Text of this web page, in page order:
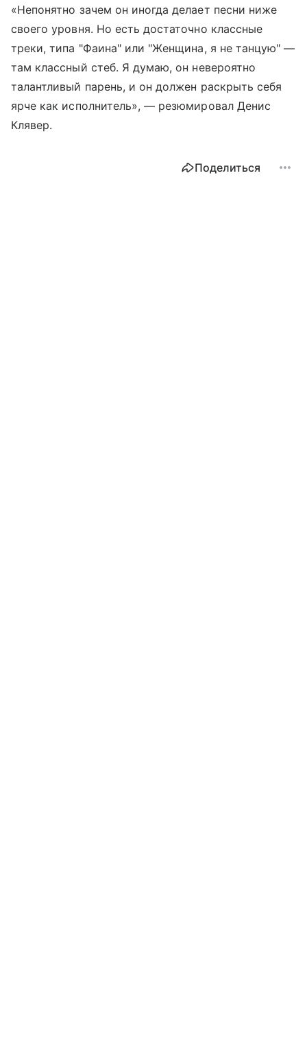
«Непонятно зачем он иногда делает песни ниже
своего уровня. Но есть достаточно классные
треки, типа "Фаина" или "Женщина, я не танцую" —
там классный стеб. Я думаю, он невероятно
талантливый парень, и он должен раскрыть себя
ярче как исполнитель», — резюмировал Денис
Клявер.
Поделиться